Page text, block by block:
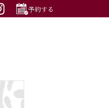
予約する